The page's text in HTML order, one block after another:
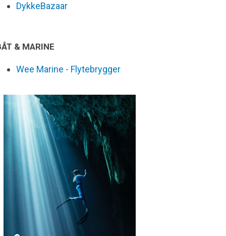
DykkeBazaar
& MARINE
Wee Marine - Flytebrygger